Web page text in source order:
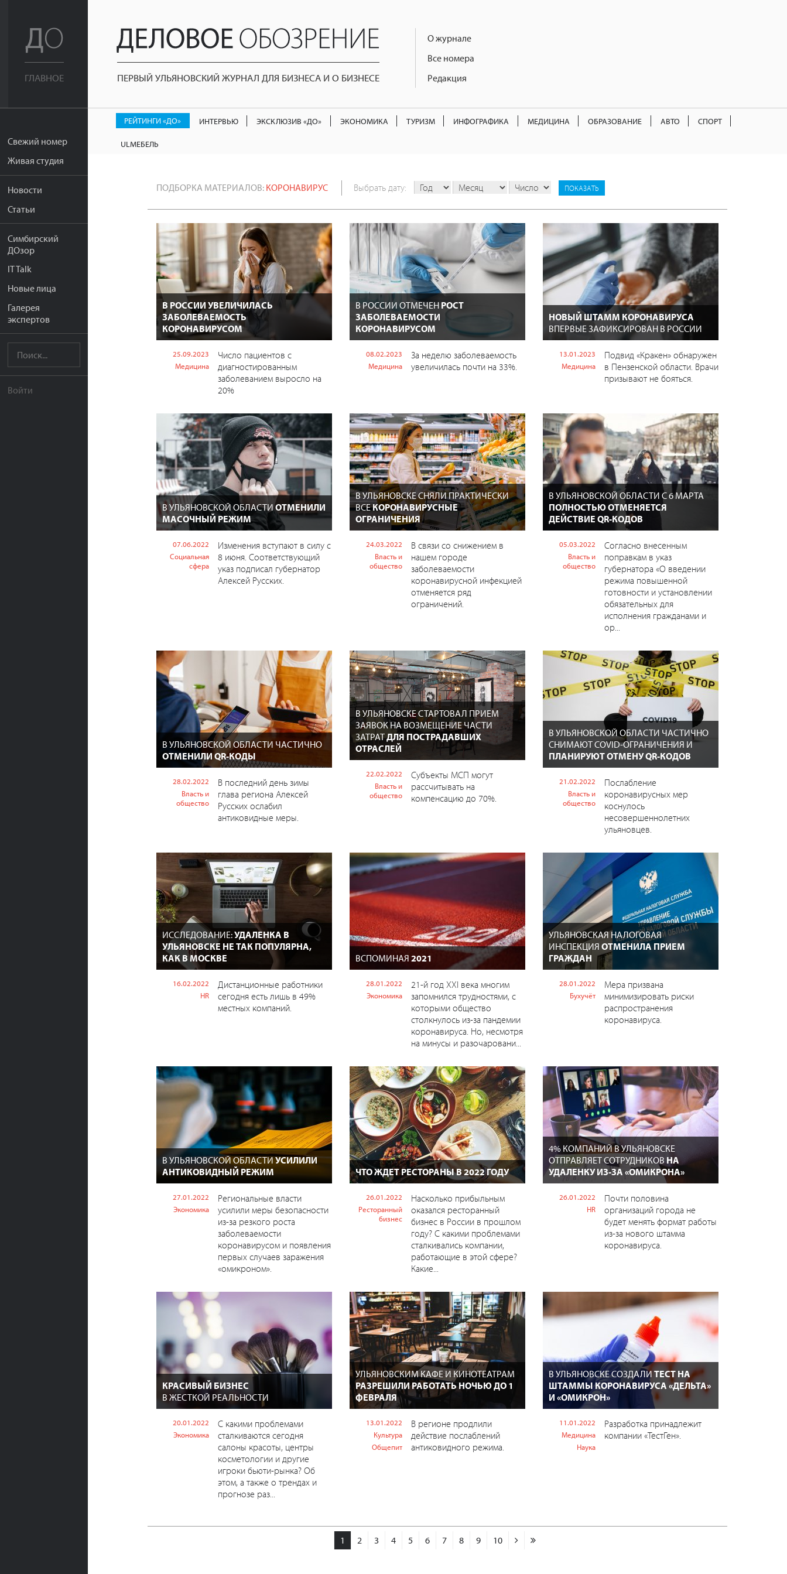
ГЛАВНОЕ
Свежий номер
Живая студия
Новости
Статьи
Симбирский
ДОзор
IT Talk
Новые лица
Галерея
экспертов
Войти
ПЕРВЫЙ УЛЬЯНОВСКИЙ ЖУРНАЛ ДЛЯ БИЗНЕСА И О БИЗНЕСЕ
О журнале
Все номера
Редакция
РЕЙТИНГИ «ДО» ИНТЕРВЬЮ ЭКСКЛЮЗИВ «ДО» ЭКОНОМИКА ТУРИЗМ ИНФОГРАФИКА МЕДИЦИНА ОБРАЗОВАНИЕ АВТО СПОРТ
ULМЕБЕЛЬ
ПОДБОРКА МАТЕРИАЛОВ: КОРОНАВИРУС Выбрать дату:
В РОССИИ УВЕЛИЧИЛАСЬ
ЗАБОЛЕВАЕМОСТЬ
КОРОНАВИРУСОМ
25.09.2023
Медицина
Число пациентов с
диагностированным
заболеванием выросло на
20%
В РОССИИ ОТМЕЧЕН РОСТ
ЗАБОЛЕВАЕМОСТИ
КОРОНАВИРУСОМ
08.02.2023
Медицина
За неделю заболеваемость
увеличилась почти на 33%.
НОВЫЙ ШТАММ КОРОНАВИРУСА
ВПЕРВЫЕ ЗАФИКСИРОВАН В РОССИИ
13.01.2023
Медицина
Подвид «Кракен» обнаружен
в Пензенской области. Врачи
призывают не бояться.
В УЛЬЯНОВСКОЙ ОБЛАСТИОТМЕНИЛИ
МАСОЧНЫЙ РЕЖИМ
07.06.2022
Социальная
сфера
Изменения вступают в силу с
8 июня. Соответствующий
указ подписал губернатор
Алексей Русских.
В УЛЬЯНОВСКЕ СНЯЛИ ПРАКТИЧЕСКИ
ВСЕКОРОНАВИРУСНЫЕ
ОГРАНИЧЕНИЯ
24.03.2022
Власть и
общество
В связи со снижением в
нашем городе
заболеваемости
коронавирусной инфекцией
отменяется ряд
ограничений.
В УЛЬЯНОВСКОЙ ОБЛАСТИ С 6 МАРТА
ПОЛНОСТЬЮ ОТМЕНЯЕТСЯ
ДЕЙСТВИЕ QR-КОДОВ
05.03.2022
Власть и
общество
Согласно внесенным
поправкам в указ
губернатора «О введении
режима повышенной
готовности и установлении
обязательных для
исполнения гражданами и
ор...
В УЛЬЯНОВСКОЙ ОБЛАСТИ ЧАСТИЧНО
ОТМЕНИЛИ QR-КОДЫ
28.02.2022
Власть и
общество
В последний день зимы
глава региона Алексей
Русских ослабил
антиковидные меры.
В УЛЬЯНОВСКЕ СТАРТОВАЛ ПРИЕМ
ЗАЯВОК НА ВОЗМЕЩЕНИЕ ЧАСТИ
ЗАТРАТДЛЯ ПОСТРАДАВШИХ
ОТРАСЛЕЙ
22.02.2022
Власть и
общество
Субъекты МСП могут
рассчитывать на
компенсацию до 70%.
В УЛЬЯНОВСКОЙ ОБЛАСТИ ЧАСТИЧНО
СНИМАЮТ COVID-ОГРАНИЧЕНИЯ И
ПЛАНИРУЮТ ОТМЕНУ QR-КОДОВ
21.02.2022
Власть и
общество
Послабление
коронавирусных мер
коснулось
несовершеннолетних
ульяновцев.
ИССЛЕДОВАНИЕ:УДАЛЕНКА В
УЛЬЯНОВСКЕ НЕ ТАК ПОПУЛЯРНА,
КАК В МОСКВЕ
16.02.2022
HR
Дистанционные работники
сегодня есть лишь в 49%
местных компаний.
ВСПОМИНАЯ 2021
28.01.2022
Экономика
21-й год ХХI века многим
запомнился трудностями, с
которыми общество
столкнулось из-за пандемии
коронавируса. Но, несмотря
на минусы и разочаровани...
УЛЬЯНОВСКАЯ НАЛОГОВАЯ
ИНСПЕКЦИЯ ОТМЕНИЛА ПРИЕМ
ГРАЖДАН
28.01.2022
Бухучёт
Мера призвана
минимизировать риски
распространения
коронавируса.
В УЛЬЯНОВСКОЙ ОБЛАСТИУСИЛИЛИ
АНТИКОВИДНЫЙ РЕЖИМ
27.01.2022
Экономика
Региональные власти
усилили меры безопасности
из-за резкого роста
заболеваемости
коронавирусом и появления
первых случаев заражения
«омикроном».
ЧТО ЖДЕТ РЕСТОРАНЫ В 2022 ГОДУ
26.01.2022
Ресторанный
бизнес
Насколько прибыльным
оказался ресторанный
бизнес в России в прошлом
году? С какими проблемами
сталкивались компании,
работающие в этой сфере?
Какие...
4% КОМПАНИЙ В УЛЬЯНОВСКЕ
ОТПРАВЛЯЕТ СОТРУДНИКОВ НА
УДАЛЕНКУ ИЗ-ЗА «ОМИКРОНА»
26.01.2022
HR
Почти половина
организаций города не
будет менять формат работы
из-за нового штамма
коронавируса.
КРАСИВЫЙ БИЗНЕС
В ЖЕСТКОЙ РЕАЛЬНОСТИ
20.01.2022
Экономика
С какими проблемами
сталкиваются сегодня
салоны красоты, центры
косметологии и другие
игроки бьюти-рынка? Об
этом, а также о трендах и
прогнозе раз...
УЛЬЯНОВСКИМ КАФЕ И КИНОТЕАТРАМ
РАЗРЕШИЛИ РАБОТАТЬ НОЧЬЮ ДО 1
ФЕВРАЛЯ
13.01.2022
Культура
Общепит
В регионе продлили
действие послаблений
антиковидного режима.
В УЛЬЯНОВСКЕ СОЗДАЛИ ТЕСТ НА
ШТАММЫ КОРОНАВИРУСА «ДЕЛЬТА»
И «ОМИКРОН»
11.01.2022
Медицина
Наука
Разработка принадлежит
компании «ТестГен».
1 2 3 4 5 6 7 8 9 10